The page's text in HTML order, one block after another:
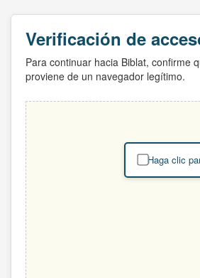
Verificación de
Para continuar hacia Biblat, confirme
proviene de un navegador legítimo.
Haga clic